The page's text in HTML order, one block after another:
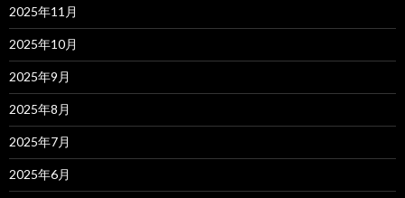
2025年11月
2025年10月
2025年9月
2025年8月
2025年7月
2025年6月